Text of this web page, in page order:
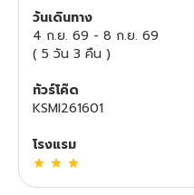
วันเดินทาง
4 ก.ย. 69 - 8 ก.ย. 69
( 5 วัน 3 คืน )
ทัวร์โค๊ด
KSMI261601
โรงแรม
ทัวร์อียิปต์
ทัวร์จอร์เจีย
ทัวร์อินเดีย
ทัวร์บาหลี